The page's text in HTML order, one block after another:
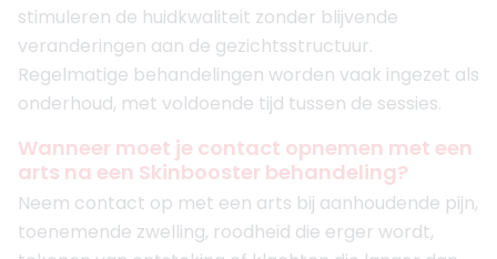
stimuleren de huidkwaliteit zonder blijvende
veranderingen aan de gezichtsstructuur.
Regelmatige behandelingen worden vaak ingezet als
onderhoud, met voldoende tijd tussen de sessies.
Wanneer moet je contact opnemen met een
arts na een Skinbooster behandeling?
Neem contact op met een arts bij aanhoudende pijn,
toenemende zwelling, roodheid die erger wordt,